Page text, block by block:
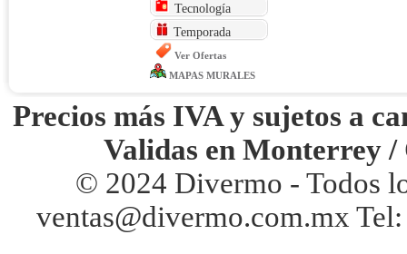
Tecnología
Temporada
Ver Ofertas
MAPAS MURALES
Precios más IVA y sujetos a
Validas en Monterrey /
© 2024 Divermo - Todos
ventas@divermo.com.mx